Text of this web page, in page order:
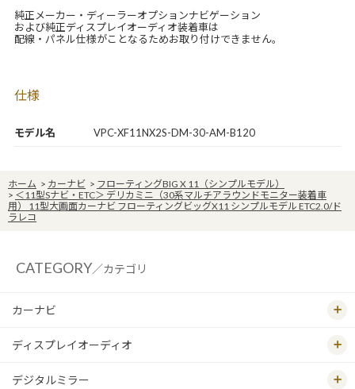
モデル名 VPC-XF11NX2S-DM-30-AM-B120
純正メーカー・ディーラーオプションナビゲーション
および純正ディスプレイオーディオ装着車は
配線・パネル仕様がことなるためお取り付けできません。
仕様
ホーム > カーナビ > フローティングBIG X 11（シンプルモデル）
> ＜11型Sナビ・ETC＞ デリカミニ（30系マルチアラウンドモニター装着車
用） 11型大画面カーナビ フローティングビッグX11 シンプルモデル ETC2.0/ド
ラレコ
CATEGORY／カテゴリ
カーナビ
ディスプレイオーディオ
デジタルミラー